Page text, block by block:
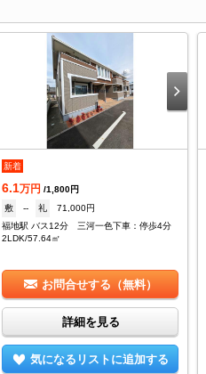
新着
6.1万円 /1,800円
敷
-- 礼
71,000円
福地駅 バス12分 三河一色下車：停歩4分
2LDK/57.64㎡
お問合せする（無料）
詳細を見る
気になるリストに追加する